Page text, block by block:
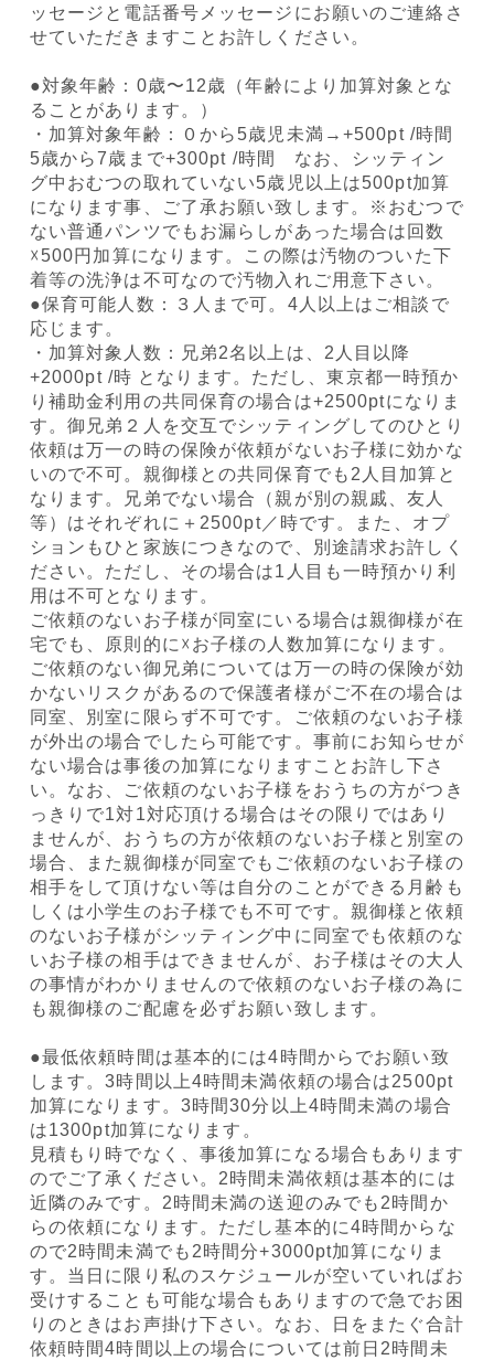
ッセージと電話番号メッセージにお願いのご連絡さ
せていただきますことお許しください。
●対象年齢：0歳〜12歳（年齢により加算対象とな
ることがあります。）
・加算対象年齢：０から5歳児未満→+500pt /時間
5歳から7歳まで+300pt /時間 なお、シッティン
グ中おむつの取れていない5歳児以上は500pt加算
になります事、ご了承お願い致します。※おむつで
ない普通パンツでもお漏らしがあった場合は回数
☓500円加算になります。この際は汚物のついた下
着等の洗浄は不可なので汚物入れご用意下さい。
●保育可能人数：３人まで可。4人以上はご相談で
応じます。
・加算対象人数：兄弟2名以上は、2人目以降
+2000pt /時 となります。ただし、東京都一時預か
り補助金利用の共同保育の場合は+2500ptになりま
す。御兄弟２人を交互でシッティングしてのひとり
依頼は万一の時の保険が依頼がないお子様に効かな
いので不可。親御様との共同保育でも2人目加算と
なります。兄弟でない場合（親が別の親戚、友人
等）はそれぞれに＋2500pt／時です。また、オプ
ションもひと家族につきなので、別途請求お許しく
ださい。ただし、その場合は1人目も一時預かり利
用は不可となります。
ご依頼のないお子様が同室にいる場合は親御様が在
宅でも、原則的に☓お子様の人数加算になります。
ご依頼のない御兄弟については万一の時の保険が効
かないリスクがあるので保護者様がご不在の場合は
同室、別室に限らず不可です。ご依頼のないお子様
が外出の場合でしたら可能です。事前にお知らせが
ない場合は事後の加算になりますことお許し下さ
い。なお、ご依頼のないお子様をおうちの方がつき
っきりで1対1対応頂ける場合はその限りではあり
ませんが、おうちの方が依頼のないお子様と別室の
場合、また親御様が同室でもご依頼のないお子様の
相手をして頂けない等は自分のことができる月齢も
しくは小学生のお子様でも不可です。親御様と依頼
のないお子様がシッティング中に同室でも依頼のな
いお子様の相手はできませんが、お子様はその大人
の事情がわかりませんので依頼のないお子様の為に
も親御様のご配慮を必ずお願い致します。
●最低依頼時間は基本的には4時間からでお願い致
します。3時間以上4時間未満依頼の場合は2500pt
加算になります。3時間30分以上4時間未満の場合
は1300pt加算になります。
見積もり時でなく、事後加算になる場合もあります
のでご了承ください。2時間未満依頼は基本的には
近隣のみです。2時間未満の送迎のみでも2時間か
らの依頼になります。ただし基本的に4時間からな
ので2時間未満でも2時間分+3000pt加算になりま
す。当日に限り私のスケジュールが空いていればお
受けすることも可能な場合もありますので急でお困
りのときはお声掛け下さい。なお、日をまたぐ合計
依頼時間4時間以上の場合については前日2時間未